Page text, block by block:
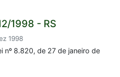
1998 - RS
1998
nº 8.820, de 27 de janeiro de